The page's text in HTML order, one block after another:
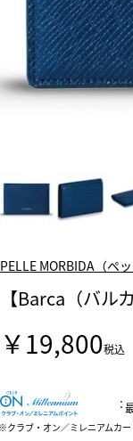
PELLE MORBIDA（ペ
【Barca（バル
￥19,800税込
：
クラブ・オン／ミレニアムカ